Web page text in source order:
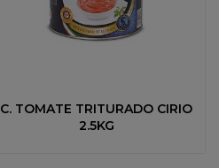
C. TOMATE TRITURADO CIRIO
2.5KG